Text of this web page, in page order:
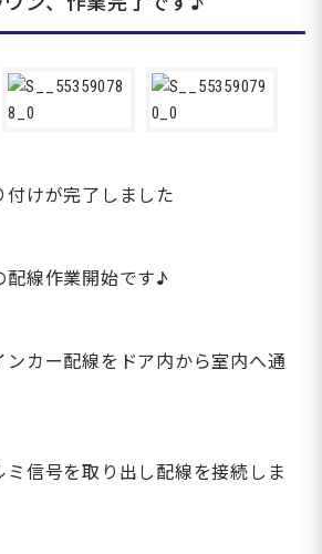
付けが完了しました
配線作業開始です♪
ンカー配線をドア内から室内へ通
ミ信号を取り出し配線を接続しま